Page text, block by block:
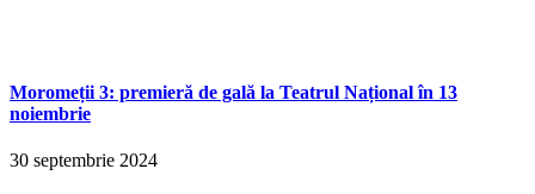
Moromeții 3: premieră de gală la Teatrul Național în 13
noiembrie
30 septembrie 2024